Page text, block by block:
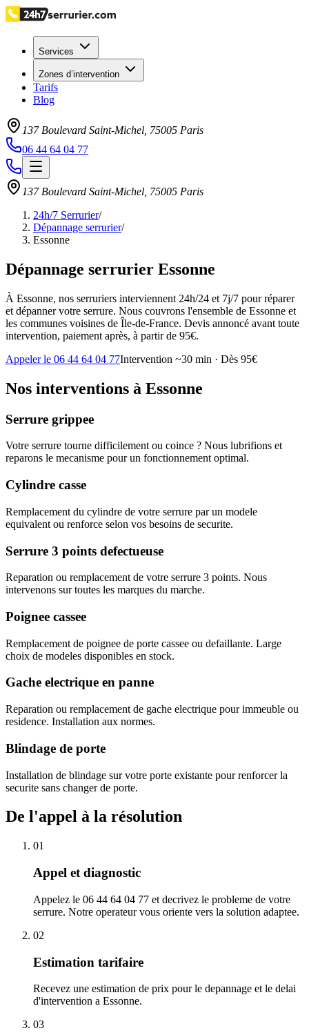
Services
Zones d’intervention
Tarifs
Blog
137 Boulevard Saint-Michel 75005 Paris
06 44 64 04 77
137 Boulevard Saint-Michel 75005 Paris
24h/7 Serrurier/
Dépannage serrurier/
Essonne
Dépannage serrurier Essonne
À Essonne, nos serruriers interviennent 24h/24 et 7j/7 pour réparer
et dépanner votre serrure. Nous couvrons l'ensemble de Essonne et
les communes voisines de Île-de-France. Devis annoncé avant toute
intervention, paiement après, à partir de 95€.
Appeler le 06 44 64 04 77Intervention ~30 min · Dès 95€
Nos interventions à Essonne
Serrure grippee
Votre serrure tourne difficilement ou coince ? Nous lubrifions et
reparons le mecanisme pour un fonctionnement optimal.
Cylindre casse
Remplacement du cylindre de votre serrure par un modele
equivalent ou renforce selon vos besoins de securite.
Serrure 3 points defectueuse
Reparation ou remplacement de votre serrure 3 points. Nous
intervenons sur toutes les marques du marche.
Poignee cassee
Remplacement de poignee de porte cassee ou defaillante. Large
choix de modeles disponibles en stock.
Gache electrique en panne
Reparation ou remplacement de gache electrique pour immeuble ou
residence. Installation aux normes.
Blindage de porte
Installation de blindage sur votre porte existante pour renforcer la
securite sans changer de porte.
De l'appel à la résolution
01
Appel et diagnostic
Appelez le 06 44 64 04 77 et decrivez le probleme de votre
serrure. Notre operateur vous oriente vers la solution adaptee.
02
Estimation tarifaire
Recevez une estimation de prix pour le depannage et le delai
d'intervention a Essonne.
03